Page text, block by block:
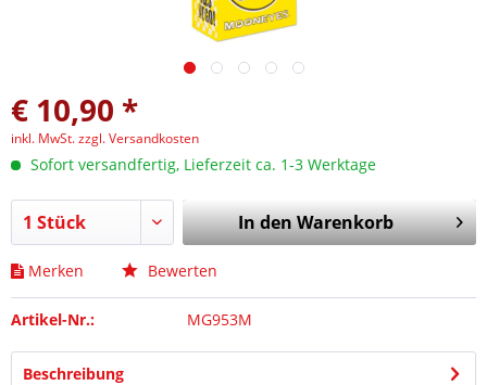
€ 10,90 *
inkl. MwSt.zzgl. Versandkosten
Sofort versandfertig, Lieferzeit ca. 1-3 Werktage
In denWarenkorb
Merken Bewerten
Artikel-Nr.: MG953M
Beschreibung